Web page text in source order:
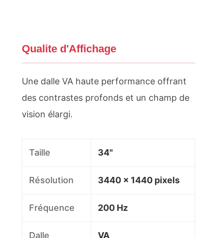
Qualite d'Affichage
Une dalle VA haute performance offrant
des contrastes profonds et un champ de
vision élargi.
Taille 34"
Résolution 3440 x 1440 pixels
Fréquence 200 Hz
Dalle VA